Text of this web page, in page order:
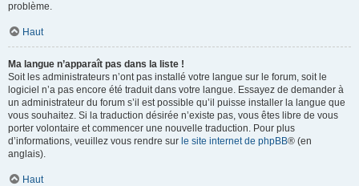
problème.
Haut
Ma langue n’apparaît pas dans la liste !
Soit les administrateurs n’ont pas installé votre langue sur le forum, soit le
logiciel n’a pas encore été traduit dans votre langue. Essayez de demander à
un administrateur du forum s’il est possible qu’il puisse installer la langue que
vous souhaitez. Si la traduction désirée n’existe pas, vous êtes libre de vous
porter volontaire et commencer une nouvelle traduction. Pour plus
d’informations, veuillez vous rendre sur le site internet de phpBB® (en
anglais).
Haut